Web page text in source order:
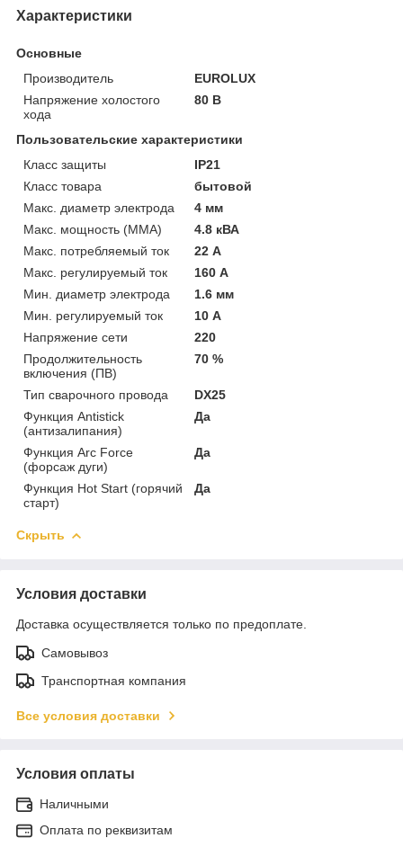
Характеристики
Основные
Производитель
EUROLUX
Напряжение холостого
хода
80 В
Пользовательские характеристики
Класс защиты
IP21
Класс товара
бытовой
Макс. диаметр электрода
4 мм
Макс. мощность (MMA)
4.8 кВА
Макс. потребляемый ток
22 А
Макс. регулируемый ток
160 А
Мин. диаметр электрода
1.6 мм
Мин. регулируемый ток
10 А
Напряжение сети
220
Продолжительность
включения (ПВ)
70 %
Тип сварочного провода
DX25
Функция Antistick
(антизалипания)
Да
Функция Arc Force
(форсаж дуги)
Да
Функция Hot Start (горячий
старт)
Да
Скрыть
Условия доставки
Доставка осуществляется только по предоплате.
Самовывоз
Транспортная компания
Все условия доставки
Условия оплаты
Наличными
Оплата по реквизитам